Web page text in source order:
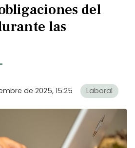
del
las
de 2025, 15:25 Laboral